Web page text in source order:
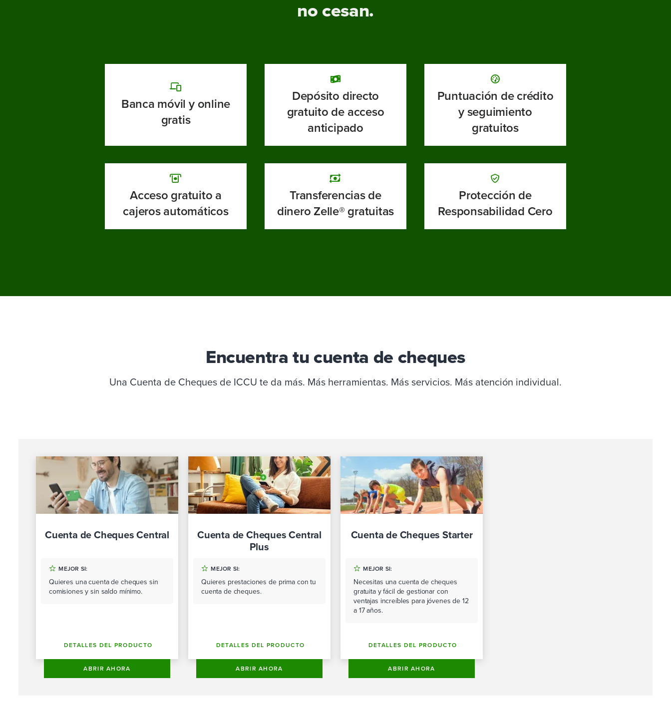
no cesan.
Banca móvil y online
gratis
Depósito directo
gratuito de acceso
anticipado
Puntuación de crédito
y seguimiento
gratuitos
Acceso gratuito a
cajeros automáticos
Transferencias de
dinero Zelle® gratuitas
Protección de
Responsabilidad Cero
Encuentra tu cuenta de cheques
Una Cuenta de Cheques de ICCU te da más. Más herramientas. Más servicios. Más atención individual.
Cuenta de Cheques Central
MEJOR SI:
Quieres una cuenta de cheques sin
comisiones y sin saldo mínimo.
DETALLES DEL PRODUCTO
ABRIR AHORA
Cuenta de Cheques Central
Plus
MEJOR SI:
Quieres prestaciones de prima con tu
cuenta de cheques.
DETALLES DEL PRODUCTO
ABRIR AHORA
Cuenta de Cheques Starter
MEJOR SI:
Necesitas una cuenta de cheques
gratuita y fácil de gestionar con
ventajas increíbles para jóvenes de 12
a 17 años.
DETALLES DEL PRODUCTO
ABRIR AHORA